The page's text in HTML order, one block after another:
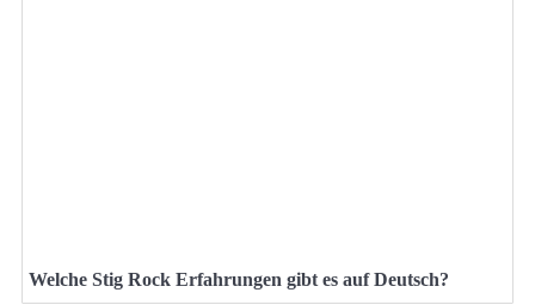
Welche Stig Rock Erfahrungen gibt es auf Deutsch?